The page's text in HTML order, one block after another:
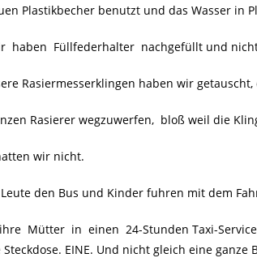
Plastikbecher benutzt und das Wasser in
haben Füllfederhalter nachgefüllt und nicht
Rasiermesserklingen haben wir
Rasierer wegzuwerfen, bloß weil die
wir nicht.
den Bus und Kinder fuhren mit dem
Mütter in einen 24-Stunden Taxi-
EINE. Und nicht gleich eine